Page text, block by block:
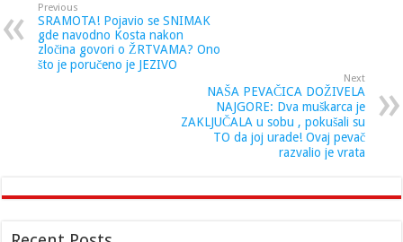
Previous
SRAMOTA! Pojavio se SNIMAK
gde navodno Kosta nakon
zločina govori o ŽRTVAMA? Ono
što je poručeno je JEZIVO
Next
NAŠA PEVAČICA DOŽIVELA
NAJGORE: Dva muškarca je
ZAKLJUČALA u sobu , pokušali su
TO da joj urade! Ovaj pevač
razvalio je vrata